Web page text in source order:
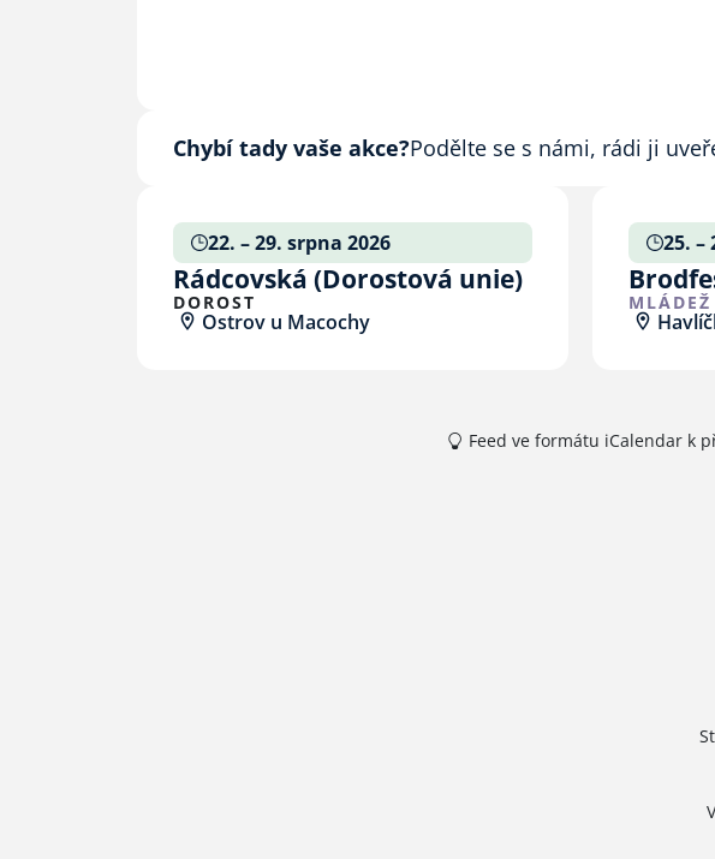
Chybí tady vaše akce?Podělte se s námi, rádi ji
22. – 29. srpna 2026
Rádcovská (Dorostová unie)
DOROST
Ostrov u Macochy
25. –
MLÁDEŽ
Feed ve formátu iCalendar k